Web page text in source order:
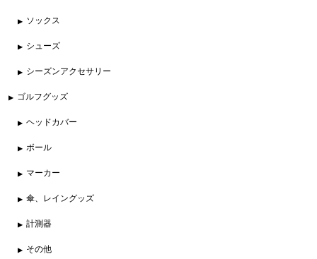
ソックス
シューズ
シーズンアクセサリー
ゴルフグッズ
ヘッドカバー
ボール
マーカー
傘、レイングッズ
計測器
その他